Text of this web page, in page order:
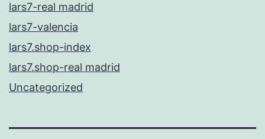
lars7-real madrid
lars7-valencia
lars7.shop-index
lars7.shop-real madrid
Uncategorized